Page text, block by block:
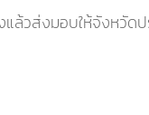
วส่งมอบให้จังหวั